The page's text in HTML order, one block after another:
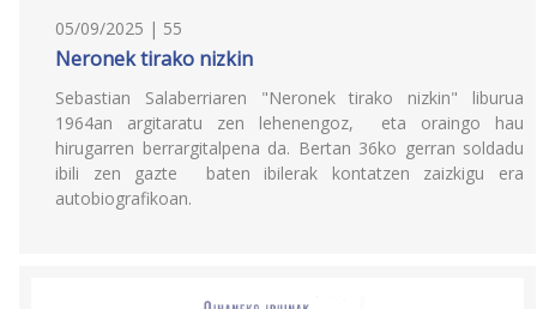
05/09/2025 | 55
Neronek tirako nizkin
Sebastian Salaberriaren "Neronek tirako nizkin" liburua
1964an argitaratu zen lehenengoz, eta oraingo hau
hirugarren berrargitalpena da. Bertan 36ko gerran soldadu
ibili zen gazte baten ibilerak kontatzen zaizkigu era
autobiografikoan.